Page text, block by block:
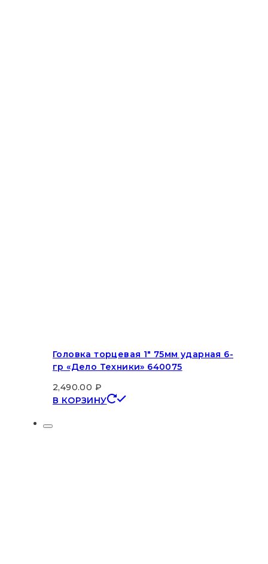
Головка торцевая 1″ 75мм ударная 6-
гр «Дело Техники» 640075
2,490.00 ₽
В КОРЗИНУ